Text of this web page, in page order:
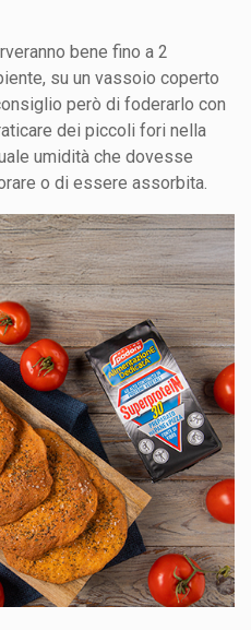
bene fino a 2
su un vassoio coperto
però di foderarlo con
dei piccoli fori nella
umidità che dovesse
o di essere assorbita.